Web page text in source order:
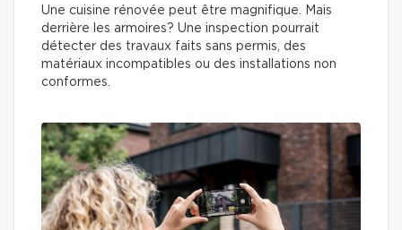
Une cuisine rénovée peut être magnifique. Mais
derrière les armoires? Une inspection pourrait
détecter des travaux faits sans permis, des
matériaux incompatibles ou des installations non
conformes.